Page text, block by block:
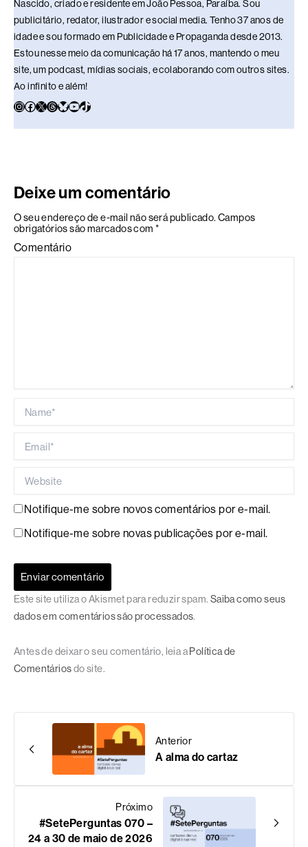
Nascido, criado e residente em João Pessoa, Paraíba. Sou
publicitário, redator, ilustrador e social media. Tenho 37 anos de
idade e sou formado em Publicidade e Propaganda desde 2013.
Estou nesse meio da comunicação há 17 anos, mantendo o meu
site, um podcast, mídias sociais, e colaborando com outros sites.
Ao infinito e além!
Deixe um comentário
O seu endereço de e-mail não será publicado. Campos
obrigatórios são marcados com *
Comentário
Notifique-me sobre novos comentários por e-mail.
Notifique-me sobre novas publicações por e-mail.
Este site utiliza o Akismet para reduzir spam. Saiba como seus
dados em comentários são processados.
Antes de deixar o seu comentário, leia a Política de
Comentáriosdo site.
Anterior
A alma do cartaz
Próximo
#SetePerguntas 070 –
24 a 30 de maio de 2026